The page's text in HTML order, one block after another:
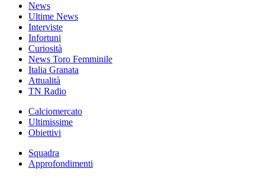
News
Ultime News
Interviste
Infortuni
Curiosità
News Toro Femminile
Italia Granata
Attualità
TN Radio
Calciomercato
Ultimissime
Obiettivi
Squadra
Approfondimenti